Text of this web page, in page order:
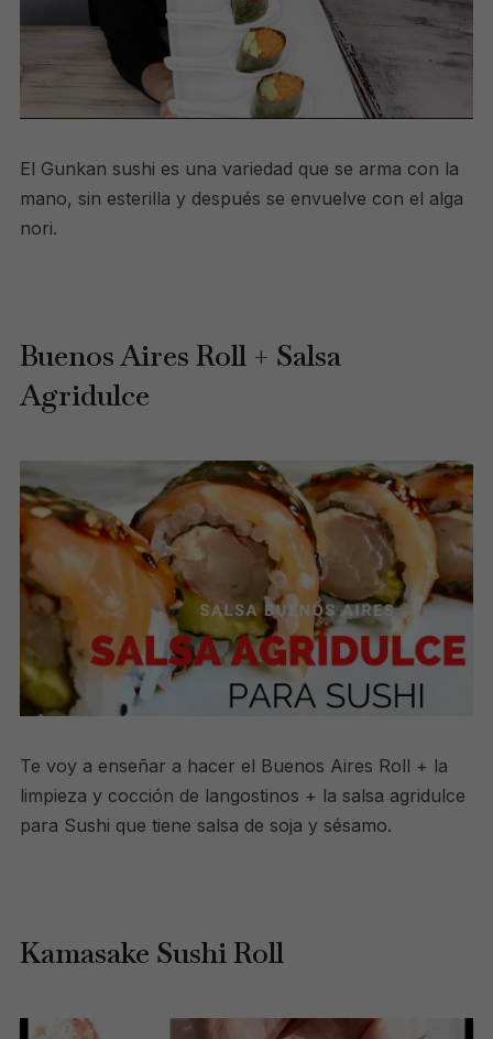
El Gunkan sushi es una variedad que se arma con la
mano, sin esterilla y después se envuelve con el alga
nori.
Buenos Aires Roll + Salsa
Agridulce
Te voy a enseñar a hacer el Buenos Aires Roll + la
limpieza y cocción de langostinos + la salsa agridulce
para Sushi que tiene salsa de soja y sésamo.
Kamasake Sushi Roll